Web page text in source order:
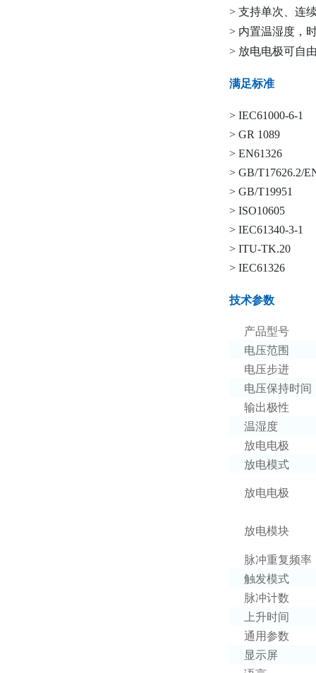
> 支持单次、连
> 内置温湿度，
> 放电电极可自
满足标准
> IEC61000-6-1
> GR 1089
> EN61326
> GB/T17626.2/
> GB/T19951
> ISO10605
> IEC61340-3-1
> ITU-TK.20
> IEC61326
技术参数
产品型号
电压范围
电压步进
电压保持时间
输出极性
温湿度
放电电极
放电模式
放电电极
放电模块
脉冲重复频率
触发模式
脉冲计数
上升时间
通用参数
显示屏